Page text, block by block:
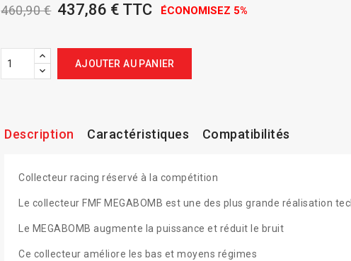
460,90 € 437,86 € TTC ÉCONOMISEZ 5%
AJOUTER AU PANIER
Description Caractéristiques Compatibilités
Collecteur racing réservé à la compétition
Le collecteur FMF MEGABOMB est une des plus grande réalisation
Le MEGABOMB augmente la puissance et réduit le bruit
Ce collecteur améliore les bas et moyens régimes